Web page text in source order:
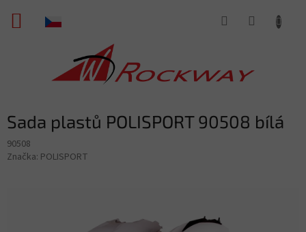
obsah
NÁKUPNÍ
Sada plastů POLISPORT 90508 bílá
90508
Značka: POLISPORT